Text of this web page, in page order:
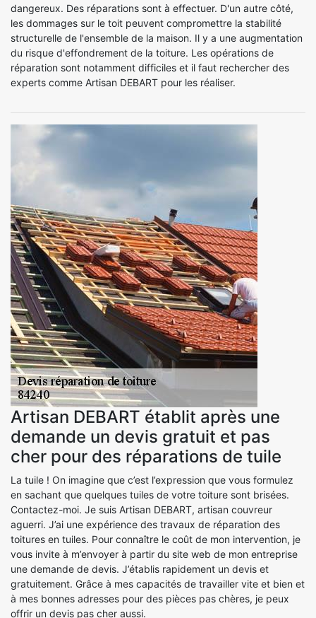
dangereux. Des réparations sont à effectuer. D'un autre côté,
les dommages sur le toit peuvent compromettre la stabilité
structurelle de l'ensemble de la maison. Il y a une augmentation
du risque d'effondrement de la toiture. Les opérations de
réparation sont notamment difficiles et il faut rechercher des
experts comme Artisan DEBART pour les réaliser.
Artisan DEBART établit après une
demande un devis gratuit et pas
cher pour des réparations de tuile
La tuile ! On imagine que c’est l’expression que vous formulez
en sachant que quelques tuiles de votre toiture sont brisées.
Contactez-moi. Je suis Artisan DEBART, artisan couvreur
aguerri. J’ai une expérience des travaux de réparation des
toitures en tuiles. Pour connaître le coût de mon intervention, je
vous invite à m’envoyer à partir du site web de mon entreprise
une demande de devis. J’établis rapidement un devis et
gratuitement. Grâce à mes capacités de travailler vite et bien et
à mes bonnes adresses pour des pièces pas chères, je peux
offrir un devis pas cher aussi.